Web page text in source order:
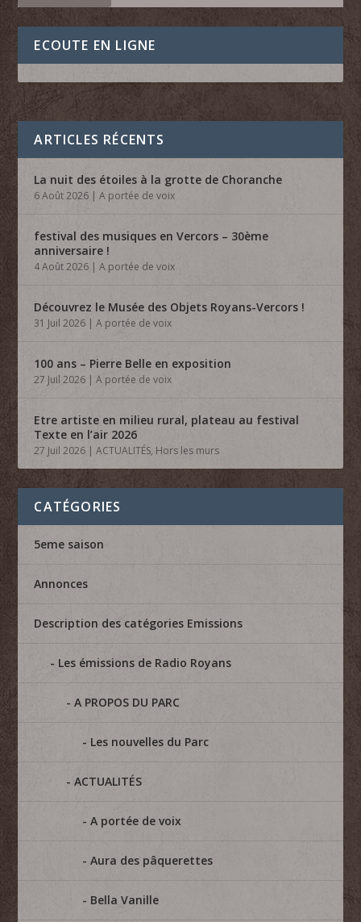
ECOUTE EN LIGNE
ARTICLES RÉCENTS
La nuit des étoiles à la grotte de Choranche
6 Août 2026 |A portée de voix
festival des musiques en Vercors – 30ème
anniversaire !
4 Août 2026 |A portée de voix
Découvrez le Musée des Objets Royans-Vercors !
31 Juil 2026 |A portée de voix
100 ans – Pierre Belle en exposition
27 Juil 2026 |A portée de voix
Etre artiste en milieu rural, plateau au festival
Texte en l’air 2026
27 Juil 2026 |ACTUALITÉS, Hors les murs
CATÉGORIES
5eme saison
Annonces
Description des catégories Emissions
Les émissions de Radio Royans
A PROPOS DU PARC
Les nouvelles du Parc
ACTUALITÉS
A portée de voix
Aura des pâquerettes
Bella Vanille